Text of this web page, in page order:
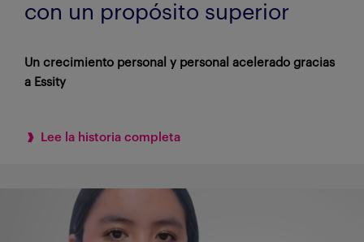
con un propósito superior
Un crecimiento personal y personal acelerado gracias
a Essity
Lee la historia completa